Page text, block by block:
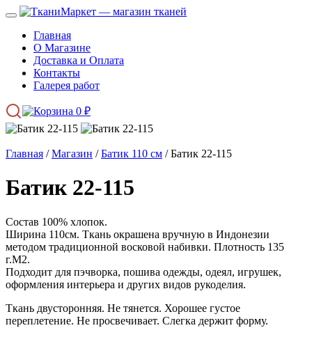
Главная
О Магазине
Доставка и Оплата
Контакты
Галерея работ
0 ₽
Главная /Магазин /Батик 110 см / Батик 22-115
Батик 22-115
Состав 100% хлопок.
Ширина 110см. Ткань окрашена вручную в Индонезии
методом традиционной восковой набивки. Плотность 135
г.М2.
Подходит для пэчворка, пошива одежды, одеял, игрушек,
оформления интерьера и других видов рукоделия.
Ткань двусторонняя. Не тянется. Хорошее густое
переплетение. Не просвечивает. Слегка держит форму.